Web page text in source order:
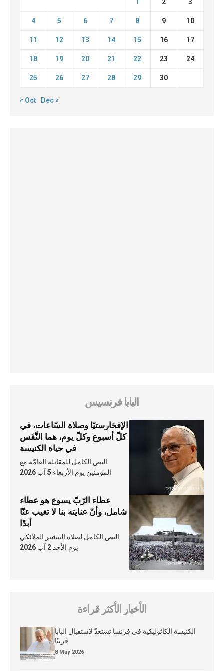
4 5 6 7 8 9 10
11 12 13 14 15 16 17
18 19 20 21 22 23 24
25 26 27 28 29 30
« Oct Dec »
البابا فرنسيس
الإفخارستيّا وصلاة السّاعات، في
كلّ أسبوع وكلّ يوم، هما النَّفَس
في حياة الكنيسة
النص الكامل للمقابلة العامّة مع
المؤمنين يوم الأربعاء 5 آب 2026
عطاء الرّبّ يسوع هو عطاء
شامل، وأنّ عنايته بنا لا تغيب عنّا
أبدًا
النص الكامل لصلاة التبشير الملائكي
يوم الأحد 2 آب 2026
الأخبار الأكثر قراءة
الكنيسة الكاثوليكية في فرنسا تستعدّ لاستقبال البابا
قريبًا
8 May 2026